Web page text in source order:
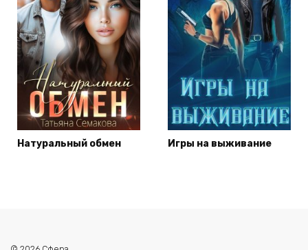
Натуральный обмен Игры на выживание